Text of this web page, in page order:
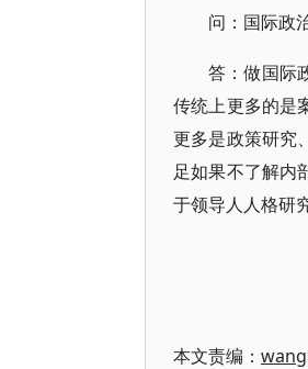
问：国际政
答：做国际
传统上更多的是
更多是政策研究
足如果不了解内
于领导人人格研
本文责编：